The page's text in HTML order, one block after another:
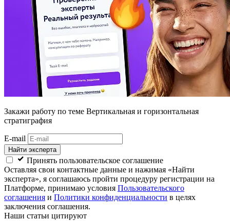
Закажи работу по теме Вертикальная и горизонтальная
стратиграфия
E-mail
Найти эксперта
Принять пользовательское соглашение
Оставляя свои контактные данные и нажимая «Найти
эксперта», я соглашаюсь пройти процедуру регистрации на
Платформе, принимаю условия Пользовательского
соглашения и Политики конфиденциальности в целях
заключения соглашения.
Наши статьи цитируют